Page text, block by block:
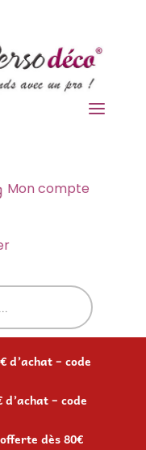
a
Mon compte
d’achat – code
– code
dès 80€